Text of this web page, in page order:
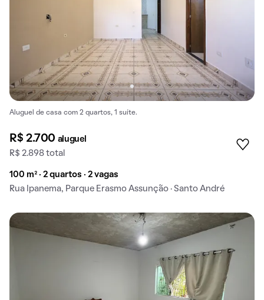
Aluguel de casa com 2 quartos, 1 suíte.
R$ 2.700 aluguel
R$ 2.898 total
100 m² · 2 quartos · 2 vagas
Rua Ipanema, Parque Erasmo Assunção · Santo André